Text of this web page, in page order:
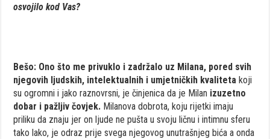
osvojilo kod Vas?
Bešo: Ono što me privuklo i zadržalo uz Milana, pored svih
njegovih ljudskih, intelektualnih i umjetničkih kvaliteta koji
su ogromni i jako raznovrsni, je činjenica da je Milan izuzetno
dobar i pažljiv čovjek. Milanova dobrota, koju rijetki imaju
priliku da znaju jer on ljude ne pušta u svoju ličnu i intimnu sferu
tako lako, je odraz prije svega njegovog unutrašnjeg bića a onda